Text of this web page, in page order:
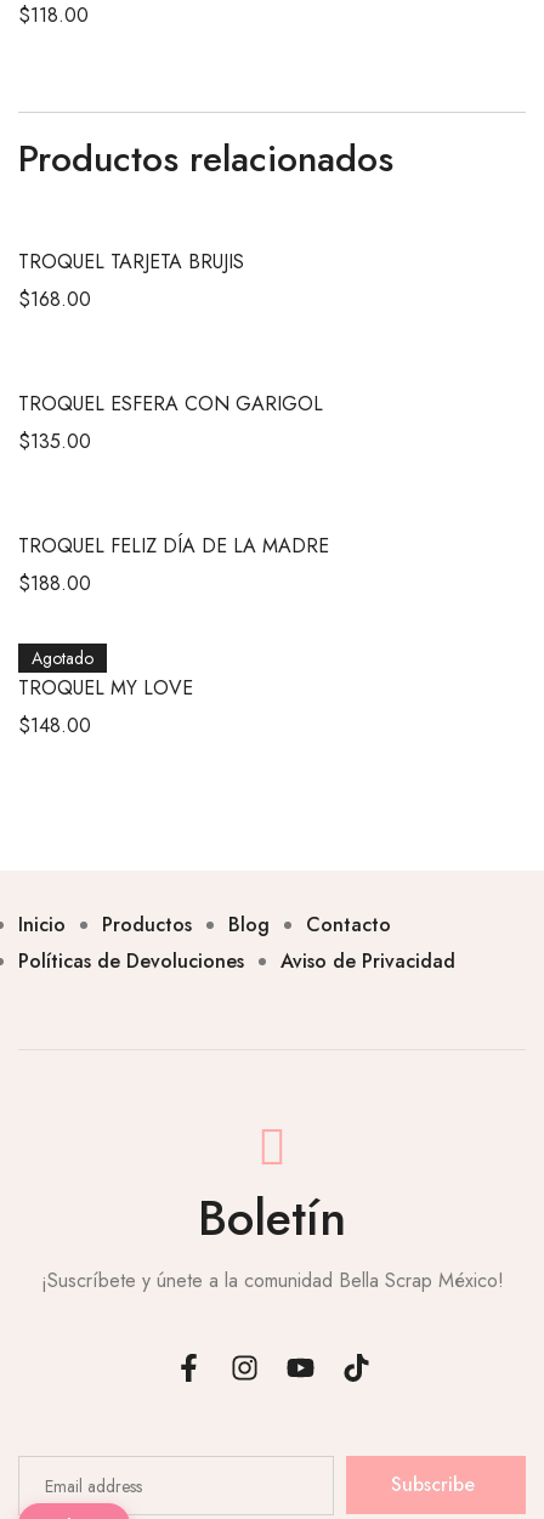
$118.00
Productos relacionados
TROQUEL TARJETA BRUJIS
$168.00
TROQUEL ESFERA CON GARIGOL
$135.00
TROQUEL FELIZ DÍA DE LA MADRE
$188.00
Agotado
TROQUEL MY LOVE
$148.00
Inicio Productos Blog
Contacto
Políticas de Devoluciones
Aviso de Privacidad
Boletín
¡Suscríbete y únete a la comunidad Bella Scrap México!
Subscribe